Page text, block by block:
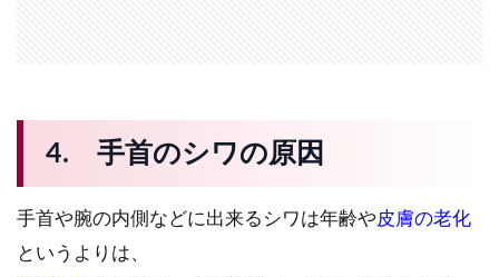
4. 手首のシワの原因
手首や腕の内側などに出来るシワは年齢や皮膚の老化
というよりは、